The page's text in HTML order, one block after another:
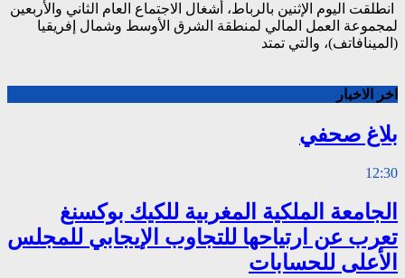
انطلقت اليوم الإثنين بالرباط، أشغال الاجتماع العام الثاني والأربعين
لمجموعة العمل المالي لمنطقة الشرق الأوسط وشمال إفريقيا
(المينافاتف)، والتي تمتد
اخر الاخبار
بلاغ صحفي
12:30
الجامعة الملكية المغربية للكيك بوكسنغ
تعرب عن ارتياحها للتجاوب الإيجابي للمجلس
الأعلى للحسابات